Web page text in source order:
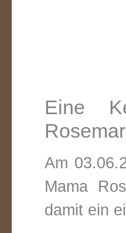
Eine
Am
Mama
damit ein